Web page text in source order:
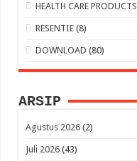
HEALTH CARE PRODUCTS
RESENTIE (8)
DOWNLOAD (80)
ARSIP
Agustus 2026(2)
Juli 2026(43)